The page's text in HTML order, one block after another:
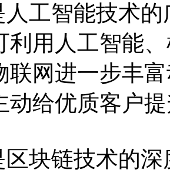
人工智能技术
利用人工智能
联网进一步丰
动给优质客户
区块链技术的